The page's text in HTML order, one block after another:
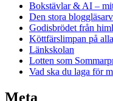
Bokstävlar & AI –
Den stora
Godisbrödet från
Köttfärslimpan på
Länkskolan
Lotten som
Vad ska du laga för
Meta